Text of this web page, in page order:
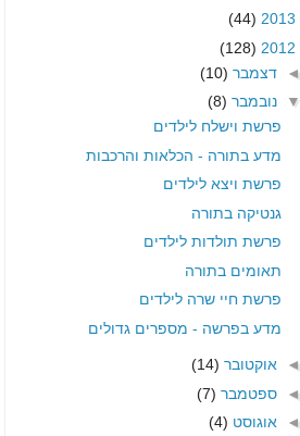
2013
(44)
2012
(128)
◄ דצמבר (10)
▼ נובמבר (8)
פרשת וישלח לילדים
מדע בתורה - הכלאות והרכבות
פרשת ויצא לילדים
גנטיקה בתורה
פרשת תולדות לילדים
תאומים בתורה
פרשת חיי שרה לילדים
מדע בפרשה - מספרים גדולים
◄ אוקטובר (14)
◄ ספטמבר (7)
◄ אוגוסט (4)